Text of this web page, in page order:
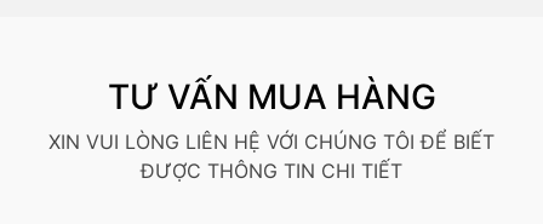
TƯ VẤN MUA HÀNG
XIN VUI LÒNG LIÊN HỆ VỚI CHÚNG TÔI ĐỂ BIẾT
ĐƯỢC THÔNG TIN CHI TIẾT